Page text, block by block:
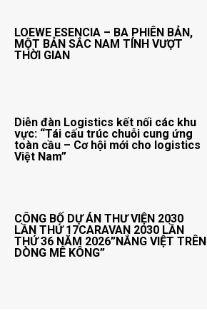
LOEWE ESENCIA – BA PHIÊN BẢN,
MỘT BẢN SẮC NAM TÍNH VƯỢT
THỜI GIAN
Diễn đàn Logistics kết nối các khu
vực: “Tái cấu trúc chuỗi cung ứng
toàn cầu – Cơ hội mới cho logistics
Việt Nam”
CÔNG BỐ DỰ ÁN THƯ VIỆN 2030
LẦN THỨ 17CARAVAN 2030 LẦN
THỨ 36 NĂM 2026”NẮNG VIỆT TRÊN
DÒNG MÊ KÔNG”